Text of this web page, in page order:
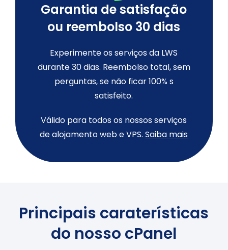
Garantia de satisfação
ou reembolso 30 dias
Experimente os serviços da LWS
durante 30 dias. Reembolso total, sem
perguntas, se não ficar 100% s
satisfeito.
Válido para todos os nossos serviços
de alojamento web e VPS.Saiba mais
Principais caraterísticas
do nosso cPanel